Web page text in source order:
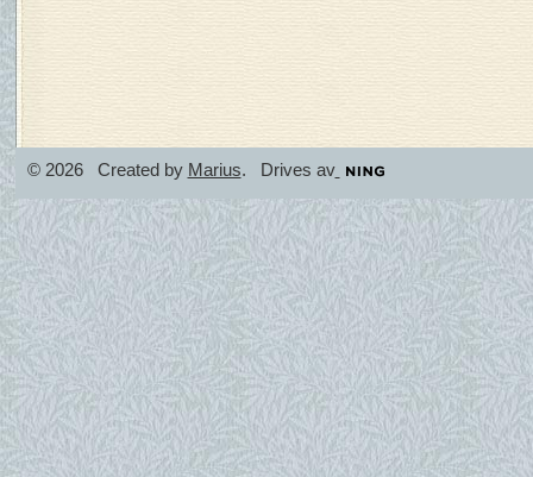
© 2026 Created by Marius. Drives av